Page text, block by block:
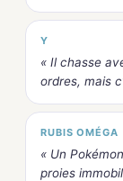
Y
« Il chasse
ordres, mais
RUBIS OMÉGA
« Un
proies